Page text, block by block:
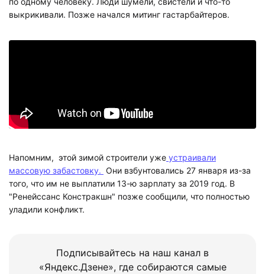
выкрикивали. Позже начался митинг гастарбайтеров.
Напомним, этой зимой строители уже устраивали
массовую забастовку. Они взбунтовались 27 января из-за
того, что им не выплатили 13-ю зарплату за 2019 год. В
"Ренейссанс Констракшн" позже сообщили, что полностью
уладили конфликт.
Подписывайтесь на наш канал в
«Яндекс.Дзене», где собираются самые